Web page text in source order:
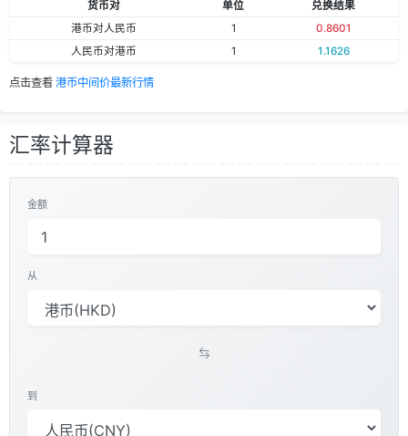
货币对
单位
兑换结果
港币对人民币
1
0.8601
人民币对港币
1 1.1626
点击查看 港币中间价最新行情
汇率计算器
金额
从
到